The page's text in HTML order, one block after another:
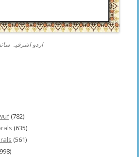
اردو اشرفیہ
(782)
(635)
(561)